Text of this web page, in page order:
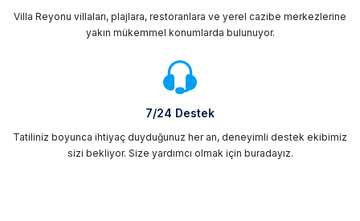
Villa Reyonu villaları, plajlara, restoranlara ve yerel cazibe merkezlerine
yakın mükemmel konumlarda bulunuyor.
7/24 Destek
Tatiliniz boyunca ihtiyaç duyduğunuz her an, deneyimli destek ekibimiz
sizi bekliyor. Size yardımcı olmak için buradayız.